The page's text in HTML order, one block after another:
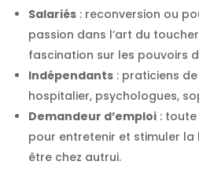
Salariés : reconversion ou
passion dans l’art du
fascination sur les pouvoirs
Indépendants : praticiens
hospitalier, psychologues,
Demandeur d’emploi :
pour entretenir et stimuler
être chez autrui.